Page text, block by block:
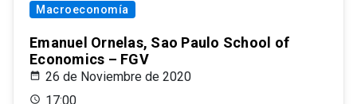
Macroeconomía
Emanuel Ornelas, Sao Paulo School of
Economics – FGV
26 de Noviembre de 2020
17:00